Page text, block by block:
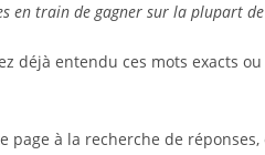
en train de gagner sur la plupart
déjà entendu ces mots exacts
page à la recherche de